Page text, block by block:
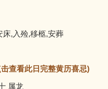
床,入殓,移柩,安葬
查看此日完整黄历喜忌)
属龙